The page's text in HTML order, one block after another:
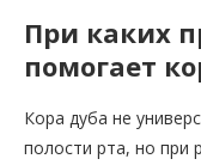
При каких
помогает
Кора дуба не
полости рта, но при